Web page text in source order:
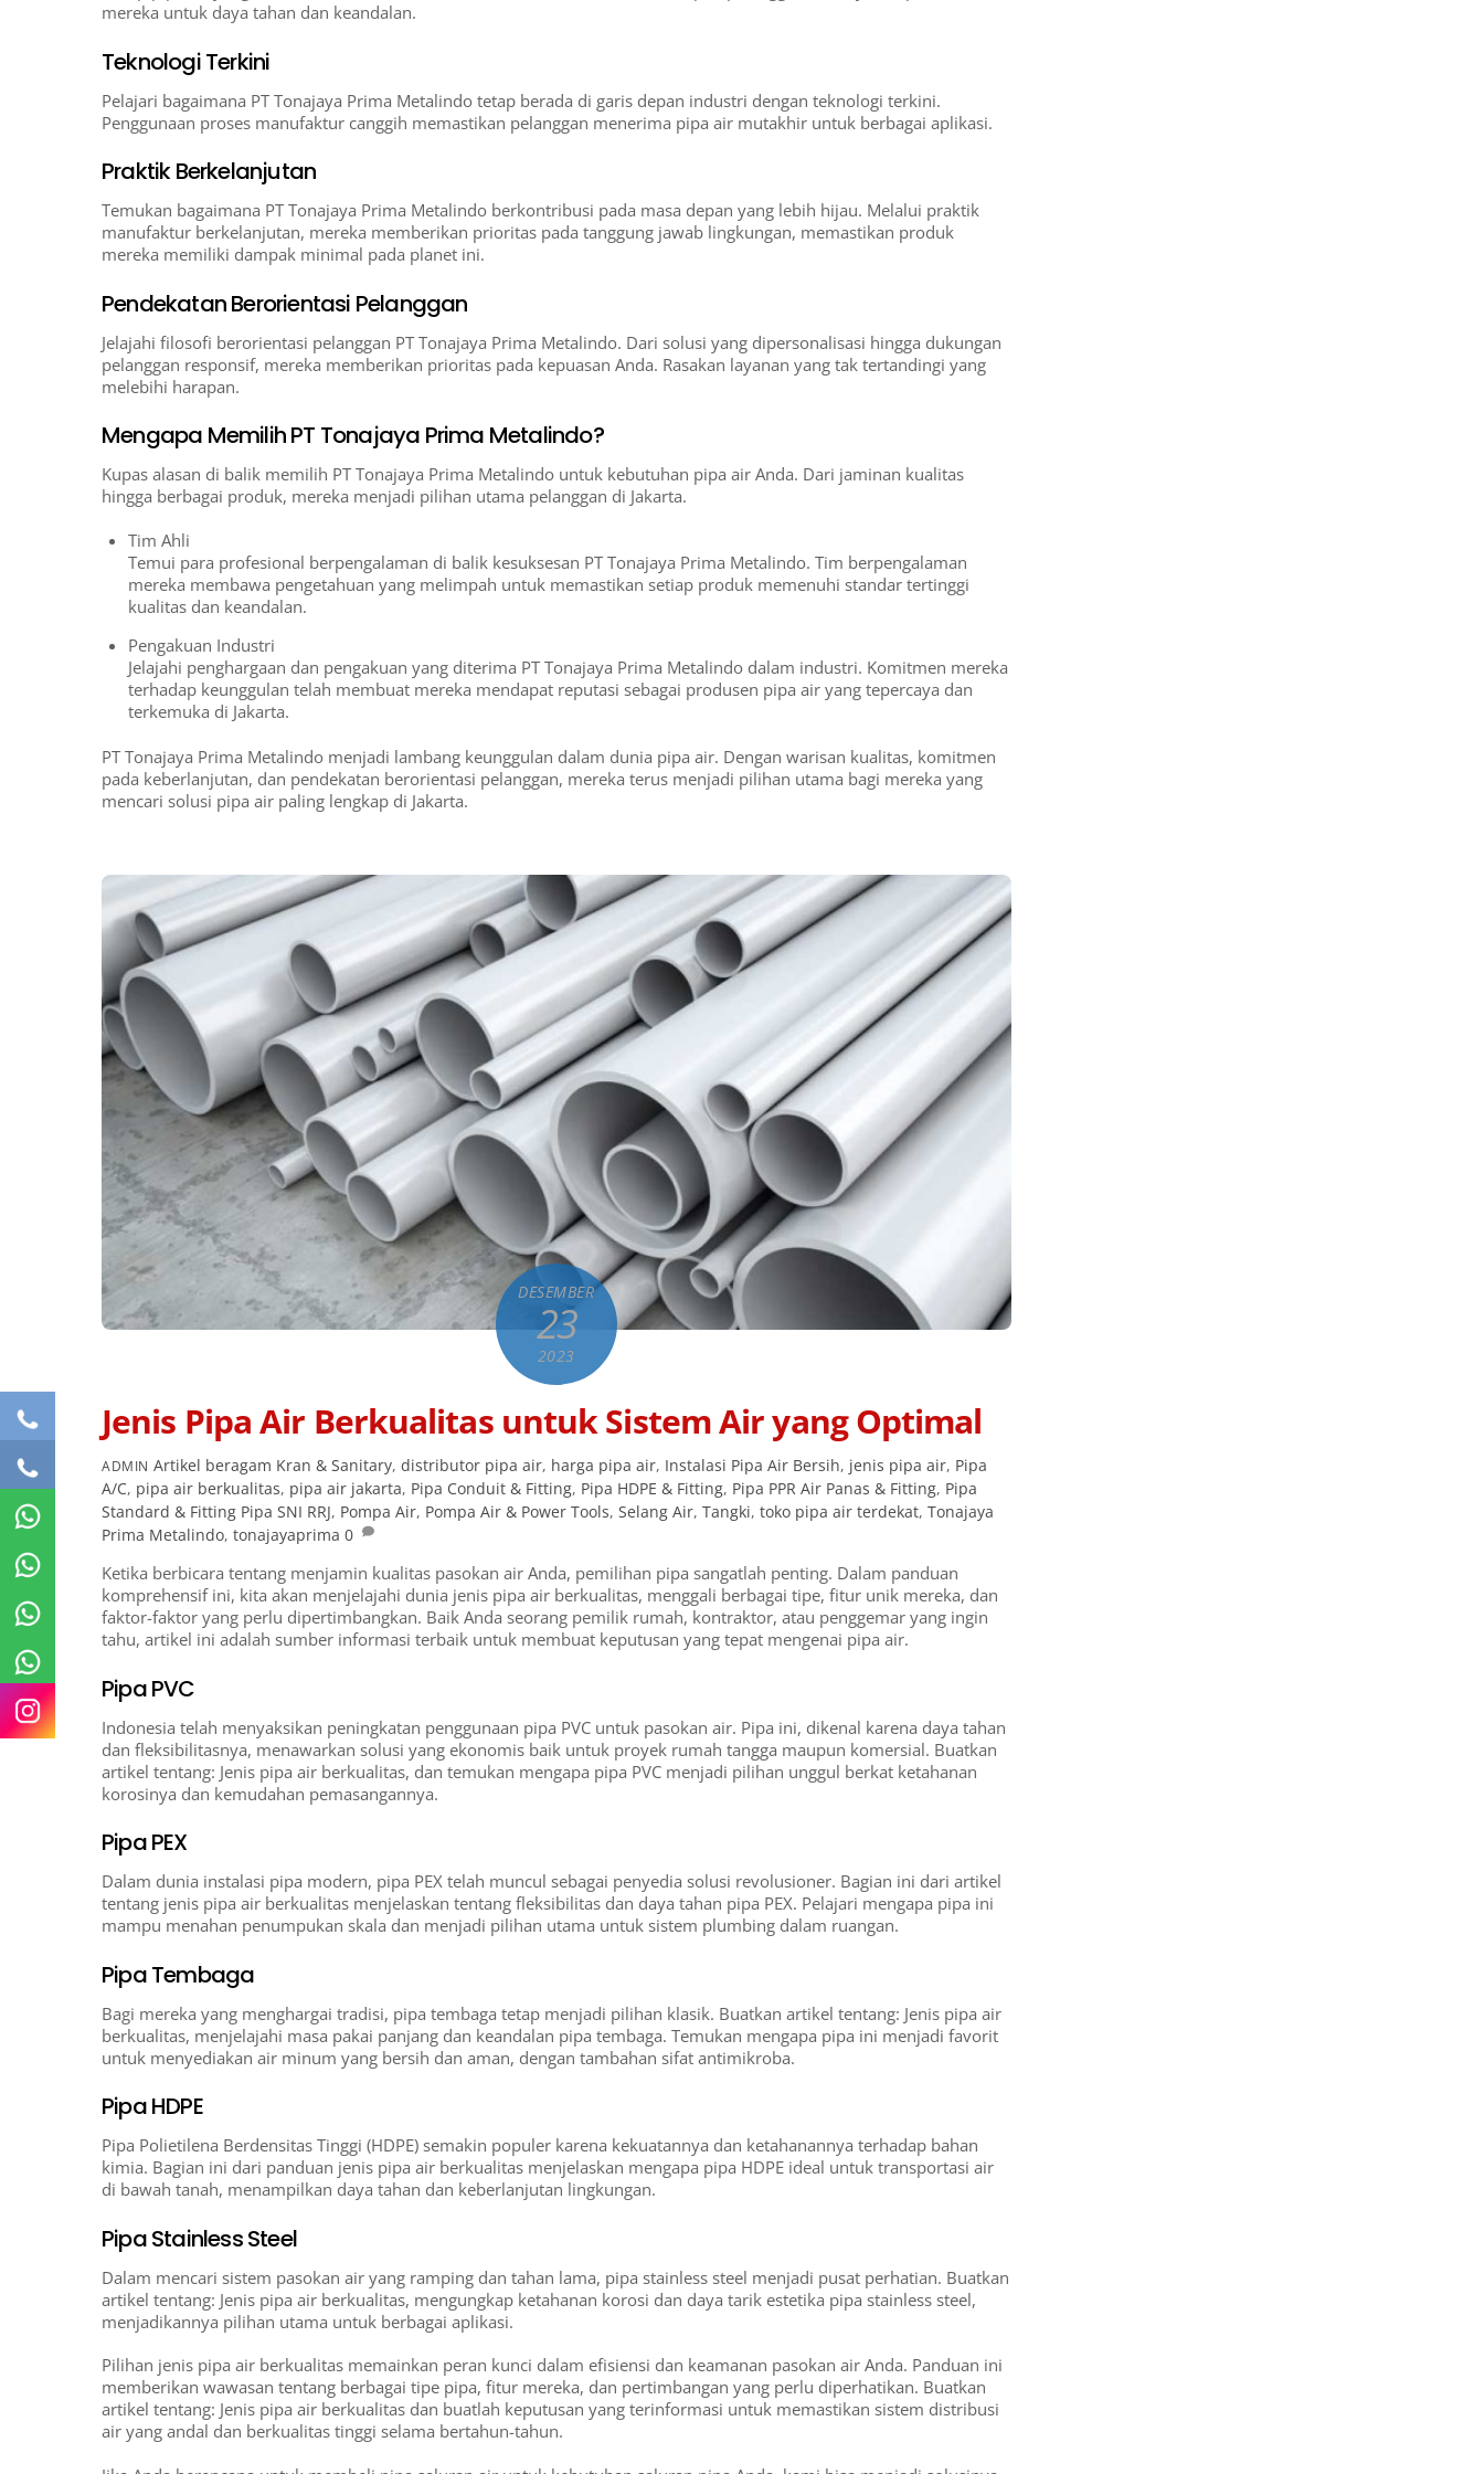
mereka untuk daya tahan dan keandalan.
Teknologi Terkini
Pelajari bagaimana PT Tonajaya Prima Metalindo tetap berada di garis depan industri dengan teknologi terkini.
Penggunaan proses manufaktur canggih memastikan pelanggan menerima pipa air mutakhir untuk berbagai aplikasi.
Praktik Berkelanjutan
Temukan bagaimana PT Tonajaya Prima Metalindo berkontribusi pada masa depan yang lebih hijau. Melalui praktik
manufaktur berkelanjutan, mereka memberikan prioritas pada tanggung jawab lingkungan, memastikan produk
mereka memiliki dampak minimal pada planet ini.
Pendekatan Berorientasi Pelanggan
Jelajahi filosofi berorientasi pelanggan PT Tonajaya Prima Metalindo. Dari solusi yang dipersonalisasi hingga dukungan
pelanggan responsif, mereka memberikan prioritas pada kepuasan Anda. Rasakan layanan yang tak tertandingi yang
melebihi harapan.
Mengapa Memilih PT Tonajaya Prima Metalindo?
Kupas alasan di balik memilih PT Tonajaya Prima Metalindo untuk kebutuhan pipa air Anda. Dari jaminan kualitas
hingga berbagai produk, mereka menjadi pilihan utama pelanggan di Jakarta.
Tim Ahli
Temui para profesional berpengalaman di balik kesuksesan PT Tonajaya Prima Metalindo. Tim berpengalaman
mereka membawa pengetahuan yang melimpah untuk memastikan setiap produk memenuhi standar tertinggi
kualitas dan keandalan.
Pengakuan Industri
Jelajahi penghargaan dan pengakuan yang diterima PT Tonajaya Prima Metalindo dalam industri. Komitmen mereka
terhadap keunggulan telah membuat mereka mendapat reputasi sebagai produsen pipa air yang tepercaya dan
terkemuka di Jakarta.
PT Tonajaya Prima Metalindo menjadi lambang keunggulan dalam dunia pipa air. Dengan warisan kualitas, komitmen
pada keberlanjutan, dan pendekatan berorientasi pelanggan, mereka terus menjadi pilihan utama bagi mereka yang
mencari solusi pipa air paling lengkap di Jakarta.
DESEMBER
23
2023
Jenis Pipa Air Berkualitas untuk Sistem Air yang Optimal
ADMIN Artikel beragam Kran & Sanitary,distributor pipa air, harga pipa air, Instalasi Pipa Air Bersih, jenis pipa air, Pipa
A/C, pipa air berkualitas, pipa air jakarta, Pipa Conduit & Fitting, Pipa HDPE & Fitting, Pipa PPR Air Panas & Fitting, Pipa
Standard & Fitting Pipa SNI RRJ, Pompa Air, Pompa Air & Power Tools, Selang Air, Tangki, toko pipa air terdekat, Tonajaya
Prima Metalindo, tonajayaprima 0
Ketika berbicara tentang menjamin kualitas pasokan air Anda, pemilihan pipa sangatlah penting. Dalam panduan
komprehensif ini, kita akan menjelajahi dunia jenis pipa air berkualitas, menggali berbagai tipe, fitur unik mereka, dan
faktor-faktor yang perlu dipertimbangkan. Baik Anda seorang pemilik rumah, kontraktor, atau penggemar yang ingin
tahu, artikel ini adalah sumber informasi terbaik untuk membuat keputusan yang tepat mengenai pipa air.
Pipa PVC
Indonesia telah menyaksikan peningkatan penggunaan pipa PVC untuk pasokan air. Pipa ini, dikenal karena daya tahan
dan fleksibilitasnya, menawarkan solusi yang ekonomis baik untuk proyek rumah tangga maupun komersial. Buatkan
artikel tentang: Jenis pipa air berkualitas, dan temukan mengapa pipa PVC menjadi pilihan unggul berkat ketahanan
korosinya dan kemudahan pemasangannya.
Pipa PEX
Dalam dunia instalasi pipa modern, pipa PEX telah muncul sebagai penyedia solusi revolusioner. Bagian ini dari artikel
tentang jenis pipa air berkualitas menjelaskan tentang fleksibilitas dan daya tahan pipa PEX. Pelajari mengapa pipa ini
mampu menahan penumpukan skala dan menjadi pilihan utama untuk sistem plumbing dalam ruangan.
Pipa Tembaga
Bagi mereka yang menghargai tradisi, pipa tembaga tetap menjadi pilihan klasik. Buatkan artikel tentang: Jenis pipa air
berkualitas, menjelajahi masa pakai panjang dan keandalan pipa tembaga. Temukan mengapa pipa ini menjadi favorit
untuk menyediakan air minum yang bersih dan aman, dengan tambahan sifat antimikroba.
Pipa HDPE
Pipa Polietilena Berdensitas Tinggi (HDPE) semakin populer karena kekuatannya dan ketahanannya terhadap bahan
kimia. Bagian ini dari panduan jenis pipa air berkualitas menjelaskan mengapa pipa HDPE ideal untuk transportasi air
di bawah tanah, menampilkan daya tahan dan keberlanjutan lingkungan.
Pipa Stainless Steel
Dalam mencari sistem pasokan air yang ramping dan tahan lama, pipa stainless steel menjadi pusat perhatian. Buatkan
artikel tentang: Jenis pipa air berkualitas, mengungkap ketahanan korosi dan daya tarik estetika pipa stainless steel,
menjadikannya pilihan utama untuk berbagai aplikasi.
Pilihan jenis pipa air berkualitas memainkan peran kunci dalam efisiensi dan keamanan pasokan air Anda. Panduan ini
memberikan wawasan tentang berbagai tipe pipa, fitur mereka, dan pertimbangan yang perlu diperhatikan. Buatkan
artikel tentang: Jenis pipa air berkualitas dan buatlah keputusan yang terinformasi untuk memastikan sistem distribusi
air yang andal dan berkualitas tinggi selama bertahun-tahun.